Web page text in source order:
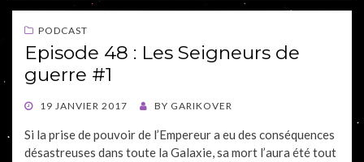
PODCAST
Episode 48 : Les Seigneurs de
guerre #1
POSTED
19 JANVIER 2017 BY GARIKOVER
Si la prise de pouvoir de l’Empereur a eu des conséquences
désastreuses dans toute la Galaxie, sa mort l’aura été tout